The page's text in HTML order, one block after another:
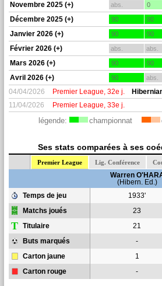
Novembre 2025 (+) abs. 0
Décembre 2025 (+) 90 90
Janvier 2026 (+) 90 90
Février 2026 (+) abs. abs.
Mars 2026 (+) 90 90
Avril 2026 (+) 90 abs.
04/04/2026 Premier League, 32e j.
11/04/2026
Premier League, 33e j.
légende: championnat
Ses stats comparées à ses
Premier League Lig. Conférence
Warren
(Hibern. Ed.)
Temps de jeu
1933'
Matchs joués 23
T Titulaire 21
Buts marqués -
Carton jaune 1
Carton rouge -